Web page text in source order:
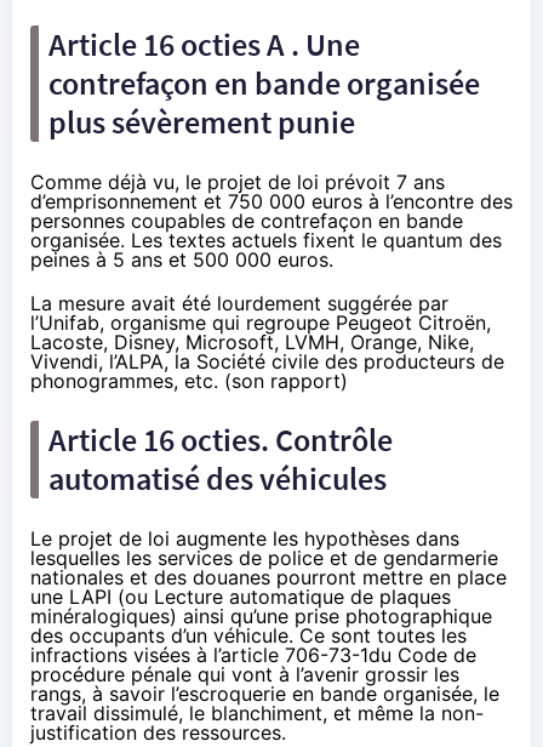
Article 16 octies A . Une
contrefaçon en bande organisée
plus sévèrement punie
Comme déjà vu, le projet de loi prévoit 7 ans
d’emprisonnement et 750 000 euros à l’encontre des
personnes coupables de contrefaçon en bande
organisée. Les textes actuels fixent le quantum des
peines à 5 ans et 500 000 euros.
La mesure avait été lourdement suggérée par
l’Unifab, organisme qui regroupe Peugeot Citroën,
Lacoste, Disney, Microsoft, LVMH, Orange, Nike,
Vivendi, l’ALPA, la Société civile des producteurs de
phonogrammes, etc. (son rapport)
Article 16 octies. Contrôle
automatisé des véhicules
Le projet de loi augmente les hypothèses dans
lesquelles les services de police et de gendarmerie
nationales et des douanes pourront mettre en place
une LAPI (ou Lecture automatique de plaques
minéralogiques) ainsi qu’une prise photographique
des occupants d’un véhicule. Ce sont toutes les
infractions visées à l’article 706-73-1du Code de
procédure pénale qui vont à l’avenir grossir les
rangs, à savoir l’escroquerie en bande organisée, le
travail dissimulé, le blanchiment, et même la non-
justification des ressources.